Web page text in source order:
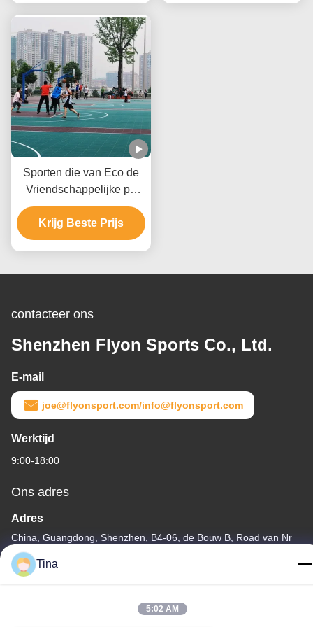
Sporten die van Eco de
Vriendschappelijke pp
Tegels met Weer Bestand
Polypropyleenmateriaal
vloeren
Krijg Beste Prijs
contacteer ons
Shenzhen Flyon Sports Co., Ltd.
E-mail
joe@flyonsport.com/info@flyonsport.com
Werktijd
9:00-18:00
Ons adres
Adres
China, Guangdong, Shenzhen, B4-06, de Bouw B, Road van Nr
108 Lijia, Henggang-Gemeenschap, Longgang-Straat
Tel.
Tina
5:02 AM